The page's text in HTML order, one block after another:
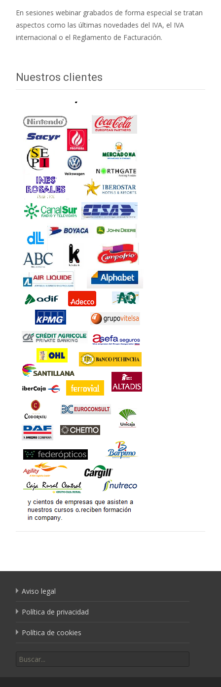
En sesiones webinar grabados de forma especial se tratan
aspectos como las últimas novedades del IVA, el IVA
internacional o el Reglamento de Facturación.
Nuestros clientes
Aviso legal
Política de privacidad
Política de cookies